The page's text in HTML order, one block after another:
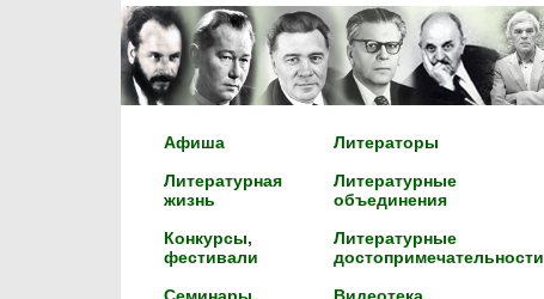
Афиша
Литературная
жизнь
Конкурсы,
фестивали
Литераторы
Литературные
объединения
Литературные
достопримечательности